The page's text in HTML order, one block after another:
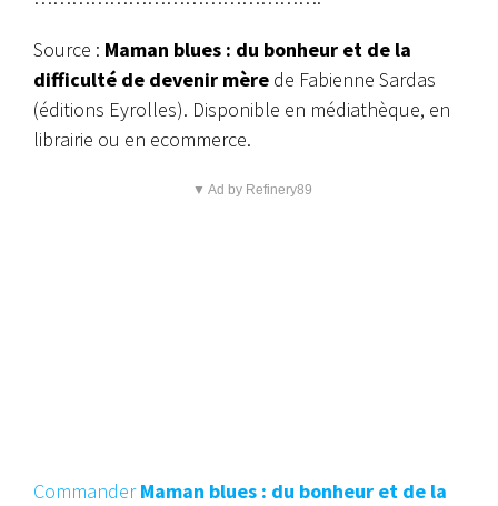
Source : Maman blues : du bonheur et de la
difficulté de devenir mère de Fabienne Sardas
(éditions Eyrolles). Disponible en médiathèque, en
librairie ou en ecommerce.
▼ Ad by Refinery89
CommanderMaman blues : du bonheur et de la